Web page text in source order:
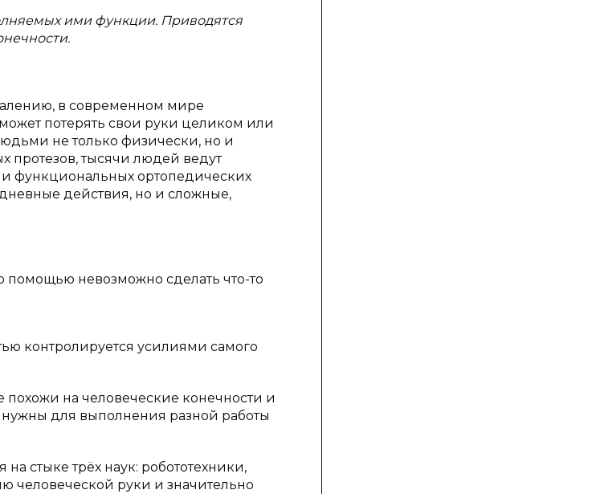
ими функции. Приводятся
в современном мире
потерять свои руки целиком или
не только физически, но и
протезов, тысячи людей ведут
функциональных ортопедических
действия, но и сложные,
помощью невозможно сделать что-то
контролируется усилиями самого
на человеческие конечности и
для выполнения разной работы
стыке трёх наук: робототехники,
руки и значительно